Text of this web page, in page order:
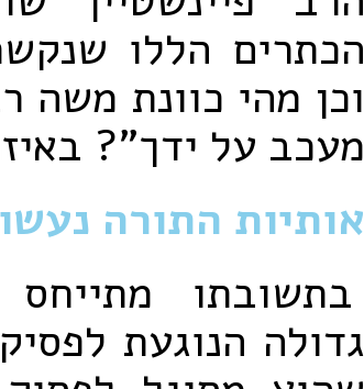
הכתרים הללו
וכן מהי כוונת
מעכב על ידך"?
אותיות התורה
בתשובתו
גדולה הנוגעת